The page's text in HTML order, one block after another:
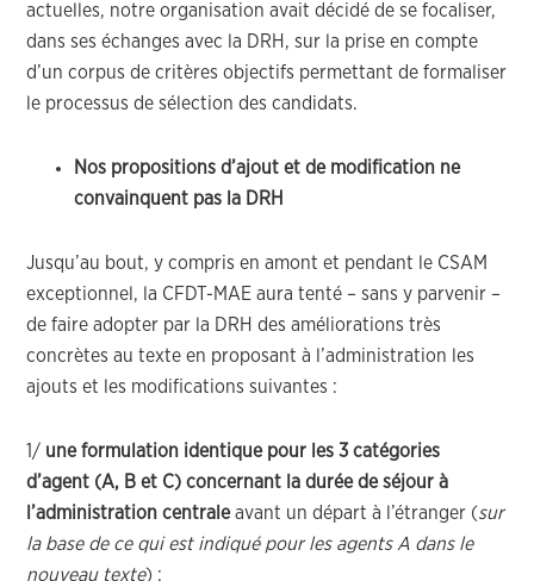
actuelles, notre organisation avait décidé de se focaliser,
dans ses échanges avec la DRH, sur la prise en compte
d’un corpus de critères objectifs permettant de formaliser
le processus de sélection des candidats.
Nos propositions d’ajout et de modification ne
convainquent pas la DRH
Jusqu’au bout, y compris en amont et pendant le CSAM
exceptionnel, la CFDT-MAE aura tenté – sans y parvenir –
de faire adopter par la DRH des améliorations très
concrètes au texte en proposant à l’administration les
ajouts et les modifications suivantes :
1/ une formulation identique pour les 3 catégories
d’agent (A, B et C) concernant la durée de séjour à
l’administration centraleavant un départ à l’étranger (sur
la base de ce qui est indiqué pour les agents A dans le
nouveau texte) :